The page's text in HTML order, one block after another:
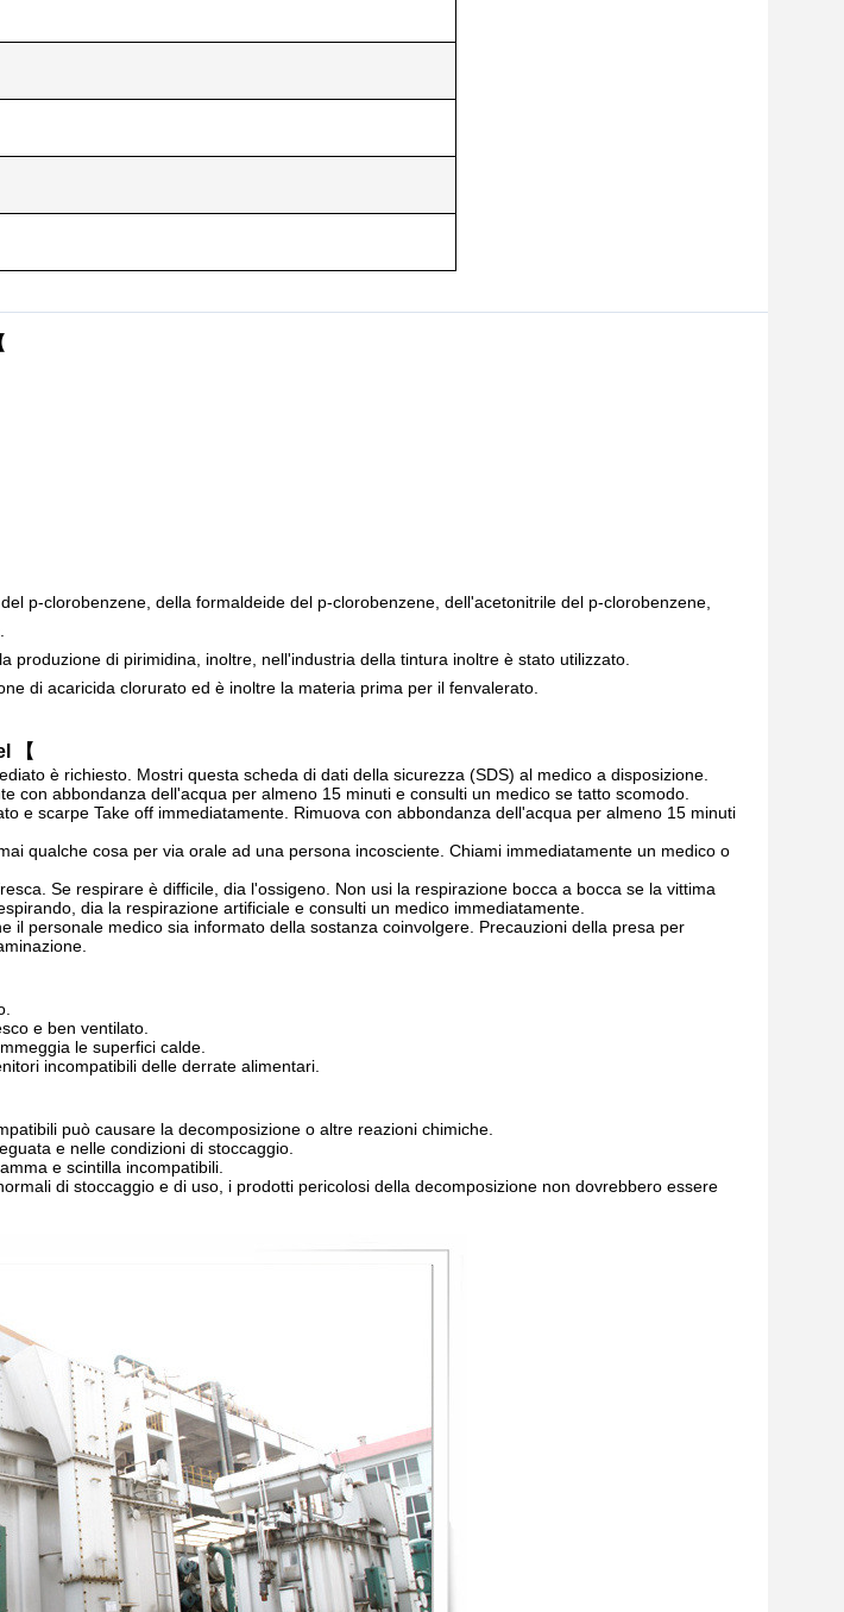
p-clorobenzene, della formaldeide del p-clorobenzene, dell'acetonitrile del p-clorobenzene,
produzione di pirimidina, inoltre, nell'industria della tintura inoltre è stato utilizzato.
di acaricida clorurato ed è inoltre la materia prima per il fenvalerato.
【
è richiesto. Mostri questa scheda di dati della sicurezza (SDS) al medico a disposizione.
con abbondanza dell'acqua per almeno 15 minuti e consulti un medico se tatto scomodo.
e scarpe Take off immediatamente. Rimuova con abbondanza dell'acqua per almeno 15 minuti
qualche cosa per via orale ad una persona incosciente. Chiami immediatamente un medico o
Se respirare è difficile, dia l'ossigeno. Non usi la respirazione bocca a bocca se la vittima
dia la respirazione artificiale e consulti un medico immediatamente.
il personale medico sia informato della sostanza coinvolgere. Precauzioni della presa per
e ben ventilato.
le superfici calde.
incompatibili delle derrate alimentari.
può causare la decomposizione o altre reazioni chimiche.
e nelle condizioni di stoccaggio.
e scintilla incompatibili.
di stoccaggio e di uso, i prodotti pericolosi della decomposizione non dovrebbero essere